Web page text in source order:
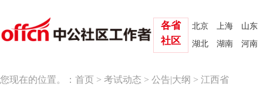
北京 上海
山东
湖北
湖南 河南
各省
社区
您现在的位置。： 首页 > 考试动态 > 公告|大纲 > 江西省